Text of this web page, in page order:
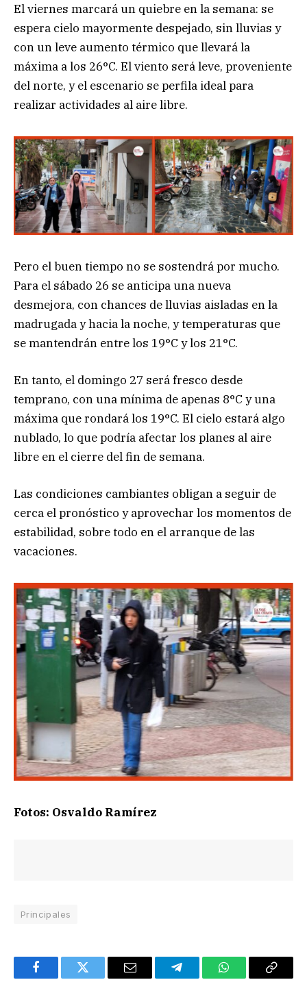
El viernes marcará un quiebre en la semana: se
espera cielo mayormente despejado, sin lluvias y
con un leve aumento térmico que llevará la
máxima a los 26°C. El viento será leve, proveniente
del norte, y el escenario se perfila ideal para
realizar actividades al aire libre.
Pero el buen tiempo no se sostendrá por mucho.
Para el sábado 26 se anticipa una nueva
desmejora, con chances de lluvias aisladas en la
madrugada y hacia la noche, y temperaturas que
se mantendrán entre los 19°C y los 21°C.
En tanto, el domingo 27 será fresco desde
temprano, con una mínima de apenas 8°C y una
máxima que rondará los 19°C. El cielo estará algo
nublado, lo que podría afectar los planes al aire
libre en el cierre del fin de semana.
Las condiciones cambiantes obligan a seguir de
cerca el pronóstico y aprovechar los momentos de
estabilidad, sobre todo en el arranque de las
vacaciones.
Fotos: Osvaldo Ramírez
Principales
FacebookTwitter Email TelegramWhatsAppCopy